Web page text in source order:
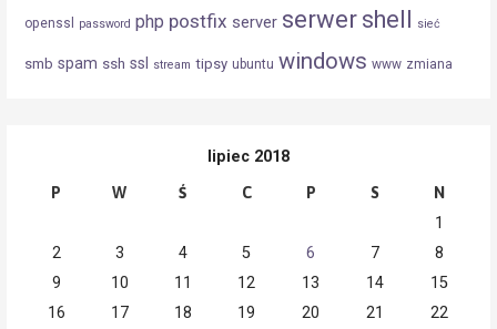
openssl password php postfix server serwer shell sieć
smb spam ssh ssl stream tipsy ubuntu windows www zmiana
lipiec 2018
P W Ś C P S N
1
2
3 4 5 6 7
8
9
10 11 12 13 14
15
16
17 18 19 20 21
22